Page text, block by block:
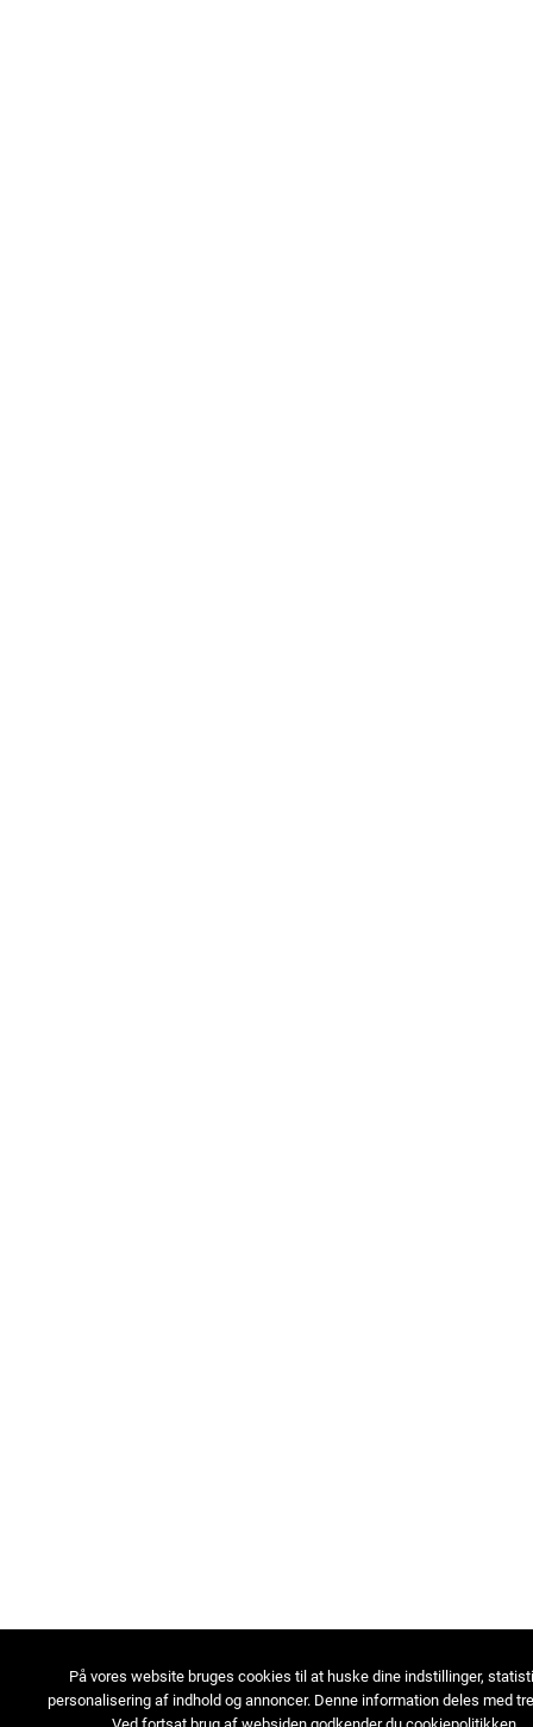
På vores website bruges cookies til at huske dine indstillinger,
personalisering af indhold og annoncer. Denne information deles med